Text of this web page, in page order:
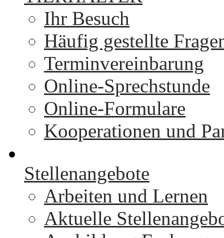
Ihr Besuch
Häufig gestellte
Terminvereinbarung
Online-Sprechstunde
Online-Formulare
Kooperationen und
Stellenangebote
Arbeiten und Lernen
Aktuelle